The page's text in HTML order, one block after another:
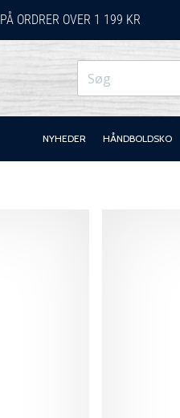
PÅ ORDRER OVER 1 199 KR
NYHEDER HÅNDBOLDSKO